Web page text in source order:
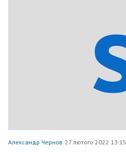
Александр Чернов 27 лютого 2022 13:15